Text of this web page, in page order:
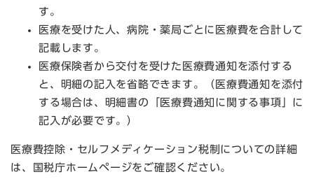
す。
医療を受けた人、病院・薬局ごとに医療費を合計して
記載します。
医療保険者から交付を受けた医療費通知を添付する
と、明細の記入を省略できます。（医療費通知を添付
する場合は、明細書の「医療費通知に関する事項」に
記入が必要です。）
医療費控除・セルフメディケーション税制についての詳細
は、国税庁ホームページをご確認ください。